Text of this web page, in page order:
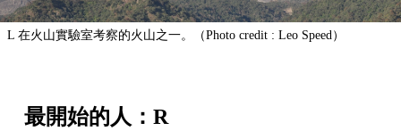
L 在火山實驗室考察的火山之一。（Photo credit : Leo Speed）
最開始的人：R